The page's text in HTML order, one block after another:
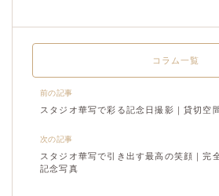
前の記事
スタジオ華写で彩る記念日撮影｜貸切空
コラム一覧
次の記事
スタジオ華写で引き出す最高の笑顔｜完
記念写真